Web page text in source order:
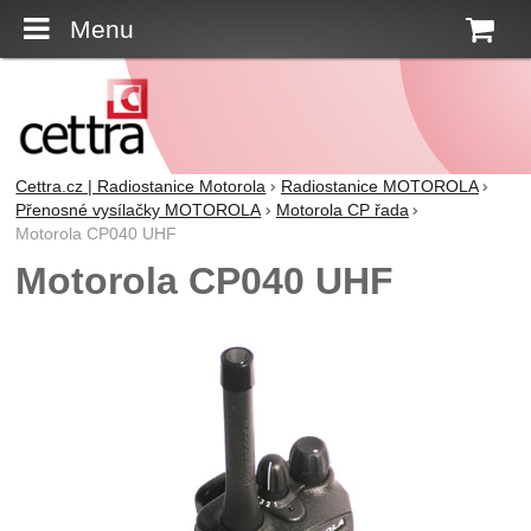
Menu
Cettra.cz | Radiostanice Motorola
Radiostanice MOTOROLA
Přenosné vysílačky MOTOROLA
Motorola CP řada
Motorola CP040 UHF
Motorola CP040 UHF